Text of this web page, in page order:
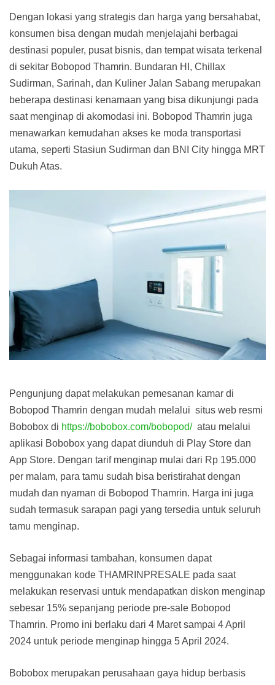
Dengan lokasi yang strategis dan harga yang bersahabat,
konsumen bisa dengan mudah menjelajahi berbagai
destinasi populer, pusat bisnis, dan tempat wisata terkenal
di sekitar Bobopod Thamrin. Bundaran HI, Chillax
Sudirman, Sarinah, dan Kuliner Jalan Sabang merupakan
beberapa destinasi kenamaan yang bisa dikunjungi pada
saat menginap di akomodasi ini. Bobopod Thamrin juga
menawarkan kemudahan akses ke moda transportasi
utama, seperti Stasiun Sudirman dan BNI City hingga MRT
Dukuh Atas.
Pengunjung dapat melakukan pemesanan kamar di
Bobopod Thamrin dengan mudah melalui situs web resmi
Bobobox di https://bobobox.com/bobopod/atau melalui
aplikasi Bobobox yang dapat diunduh di Play Store dan
App Store. Dengan tarif menginap mulai dari Rp 195.000
per malam, para tamu sudah bisa beristirahat dengan
mudah dan nyaman di Bobopod Thamrin. Harga ini juga
sudah termasuk sarapan pagi yang tersedia untuk seluruh
tamu menginap.
Sebagai informasi tambahan, konsumen dapat
menggunakan kode THAMRINPRESALE pada saat
melakukan reservasi untuk mendapatkan diskon menginap
sebesar 15% sepanjang periode pre-sale Bobopod
Thamrin. Promo ini berlaku dari 4 Maret sampai 4 April
2024 untuk periode menginap hingga 5 April 2024.
Bobobox merupakan perusahaan gaya hidup berbasis